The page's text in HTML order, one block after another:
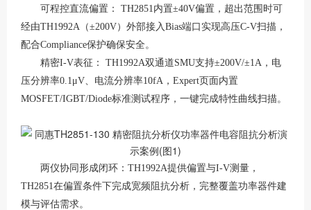
可程控直流偏置：
TH2851内置±40V偏置，超出范围时可
经由TH1992A（±200V）外部接入Bias端口实现高压C-V扫描，
配合Compliance保护确保安全。
精密I-V表征： TH1992A双通道SMU支持±200V/±1A，电
压分辨率0.1μV、电流分辨率10fA，Expert页面内置
MOSFET/IGBT/Diode标准测试程序，一键完成特性曲线扫描。
两仪协同形成闭环： TH1992A提供偏置与I-V测量，
TH2851在偏置条件下完成宽频阻抗分析，完整覆盖功率器件建
模与评估需求。